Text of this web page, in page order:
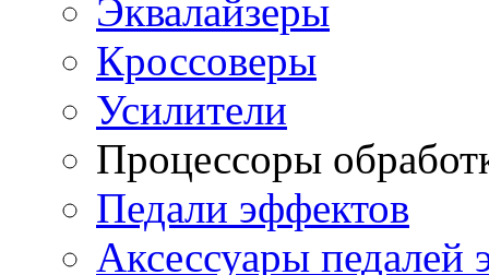
Эквалайзеры
Кроссоверы
Усилители
Процессоры
Педали эффектов
Аксессуары педалей